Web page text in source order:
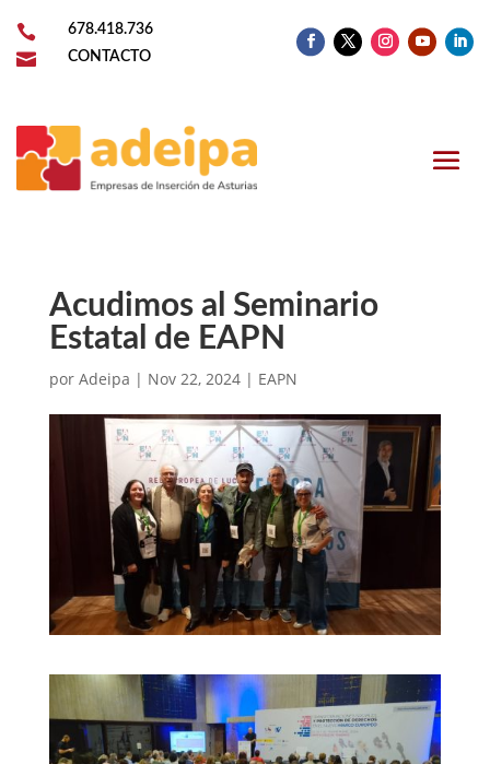
 678.418.736
 CONTACTO
Acudimos al Seminario
Estatal de EAPN
por Adeipa | Nov 22, 2024| EAPN